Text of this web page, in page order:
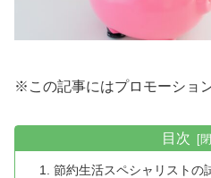
※この記事にはプロモーショ
目次
節約生活スペシャリストの